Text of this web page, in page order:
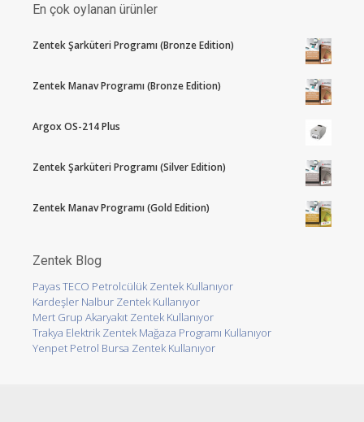
En çok oylanan ürünler
Zentek Şarküteri Programı (Bronze Edition)
Zentek Manav Programı (Bronze Edition)
Argox OS-214 Plus
Zentek Şarküteri Programı (Silver Edition)
Zentek Manav Programı (Gold Edition)
Zentek Blog
Payas TECO Petrolcülük Zentek Kullanıyor
Kardeşler Nalbur Zentek Kullanıyor
Mert Grup Akaryakıt Zentek Kullanıyor
Trakya Elektrik Zentek Mağaza Programı Kullanıyor
Yenpet Petrol Bursa Zentek Kullanıyor